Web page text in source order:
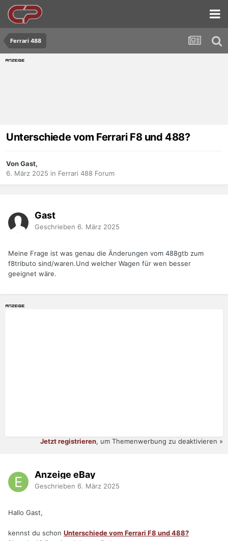
Ferrari 488
Unterschiede vom Ferrari F8 und 488?
Von Gast,
6. März 2025 in Ferrari 488 Forum
Gast
Geschrieben 6. März 2025
Meine Frage ist was genau die Änderungen vom 488gtb zum
f8tributo sind/waren.Und welcher Wagen für wen besser
geeignet wäre.
Jetzt registrieren, um Themenwerbung zu deaktivieren »
Anzeige eBay
Geschrieben 6. März 2025
Hallo Gast,
kennst du schon Unterschiede vom Ferrari F8 und 488?